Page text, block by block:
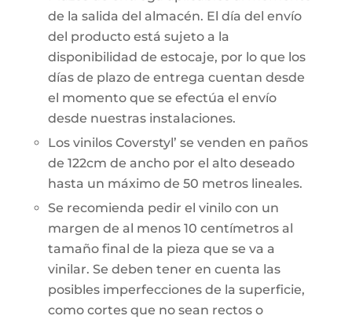
de la salida del almacén. El día del envío
del producto está sujeto a la
disponibilidad de estocaje, por lo que los
días de plazo de entrega cuentan desde
el momento que se efectúa el envío
desde nuestras instalaciones.
Los vinilos Coverstyl’ se venden en paños
de 122cm de ancho por el alto deseado
hasta un máximo de 50 metros lineales.
Se recomienda pedir el vinilo con un
margen de al menos 10 centímetros al
tamaño final de la pieza que se va a
vinilar. Se deben tener en cuenta las
posibles imperfecciones de la superficie,
como cortes que no sean rectos o